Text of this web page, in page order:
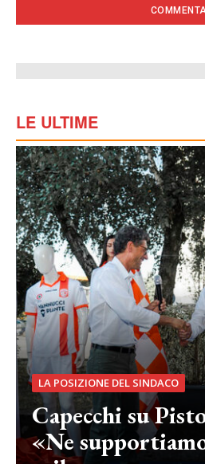
LE ULTIME
LA POSIZIONE DEL SINDACO
Capecchi su
«Ne